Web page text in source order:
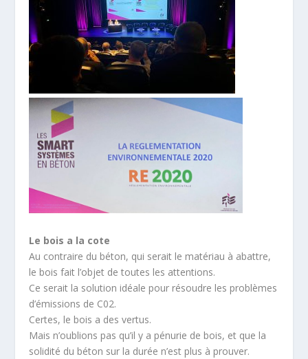
Le bois a la cote
Au contraire du béton, qui serait le matériau à abattre,
le bois fait l’objet de toutes les attentions.
Ce serait la solution idéale pour résoudre les problèmes
d’émissions de C02.
Certes, le bois a des vertus.
Mais n’oublions pas qu’il y a pénurie de bois, et que la
solidité du béton sur la durée n’est plus à prouver.